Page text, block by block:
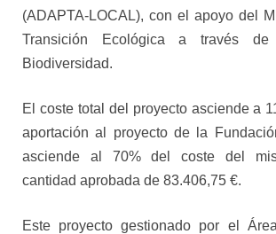
(ADAPTA-LOCAL), con el apoyo del
Transición Ecológica a través de
Biodiversidad.
El coste total del proyecto asciende a
aportación al proyecto de la
asciende al 70% del coste del
cantidad aprobada de 83.406,75 €.
Este proyecto gestionado por el